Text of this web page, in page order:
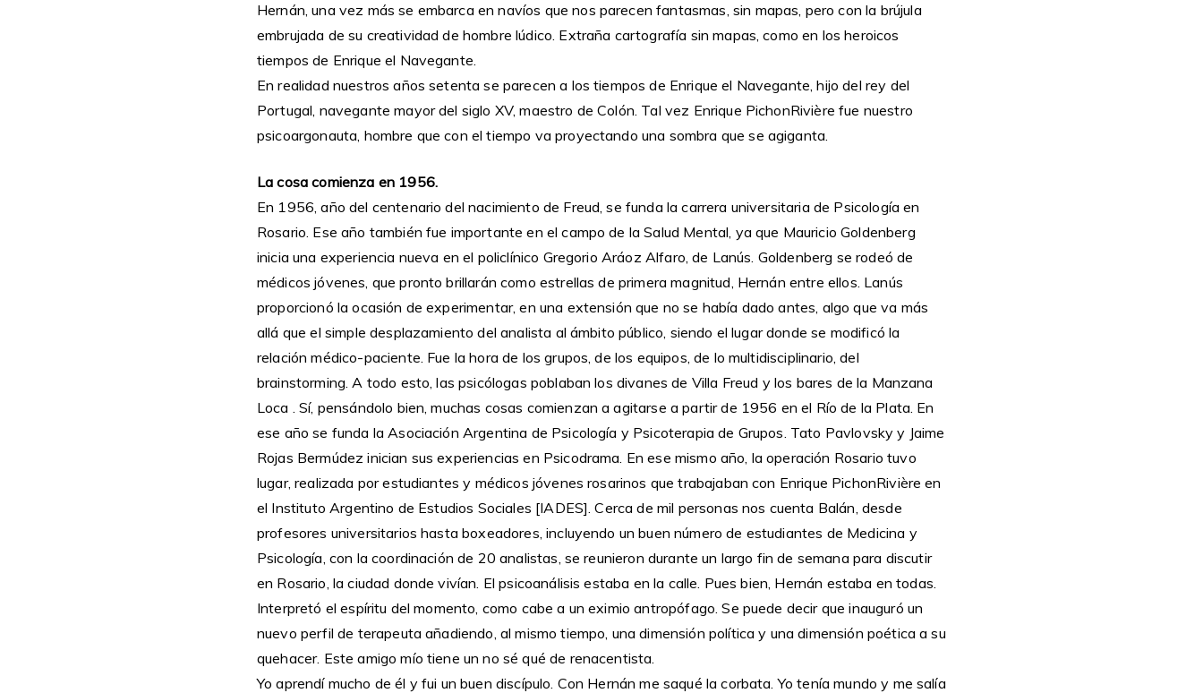
Hernán, una vez más se embarca en navíos que nos parecen fantasmas, sin mapas, pero con la brújula
embrujada de su creatividad de hombre lúdico. Extraña cartografía sin mapas, como en los heroicos
tiempos de Enrique el Navegante.
En realidad nuestros años setenta se parecen a los tiempos de Enrique el Navegante, hijo del rey del
Portugal, navegante mayor del siglo XV, maestro de Colón. Tal vez Enrique PichonRivière fue nuestro
psicoargonauta, hombre que con el tiempo va proyectando una sombra que se agiganta.
La cosa comienza en 1956.
En 1956, año del centenario del nacimiento de Freud, se funda la carrera universitaria de Psicología en
Rosario. Ese año también fue importante en el campo de la Salud Mental, ya que Mauricio Goldenberg
inicia una experiencia nueva en el policlínico Gregorio Aráoz Alfaro, de Lanús. Goldenberg se rodeó de
médicos jóvenes, que pronto brillarán como estrellas de primera magnitud, Hernán entre ellos. Lanús
proporcionó la ocasión de experimentar, en una extensión que no se había dado antes, algo que va más
allá que el simple desplazamiento del analista al ámbito público, siendo el lugar donde se modificó la
relación médico-paciente. Fue la hora de los grupos, de los equipos, de lo multidisciplinario, del
brainstorming. A todo esto, las psicólogas poblaban los divanes de Villa Freud y los bares de la Manzana
Loca . Sí, pensándolo bien, muchas cosas comienzan a agitarse a partir de 1956 en el Río de la Plata. En
ese año se funda la Asociación Argentina de Psicología y Psicoterapia de Grupos. Tato Pavlovsky y Jaime
Rojas Bermúdez inician sus experiencias en Psicodrama. En ese mismo año, la operación Rosario tuvo
lugar, realizada por estudiantes y médicos jóvenes rosarinos que trabajaban con Enrique PichonRivière en
el Instituto Argentino de Estudios Sociales [IADES]. Cerca de mil personas nos cuenta Balán, desde
profesores universitarios hasta boxeadores, incluyendo un buen número de estudiantes de Medicina y
Psicología, con la coordinación de 20 analistas, se reunieron durante un largo fin de semana para discutir
en Rosario, la ciudad donde vivían. El psicoanálisis estaba en la calle. Pues bien, Hernán estaba en todas.
Interpretó el espíritu del momento, como cabe a un eximio antropófago. Se puede decir que inauguró un
nuevo perfil de terapeuta añadiendo, al mismo tiempo, una dimensión política y una dimensión poética a su
quehacer. Este amigo mío tiene un no sé qué de renacentista.
Yo aprendí mucho de él y fui un buen discípulo. Con Hernán me saqué la corbata. Yo tenía mundo y me salía